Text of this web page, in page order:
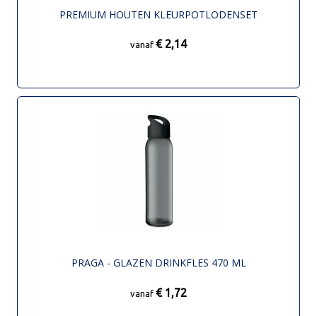
PREMIUM HOUTEN KLEURPOTLODENSET
vanaf € 2,14
PRAGA - GLAZEN DRINKFLES 470 ML
vanaf € 1,72